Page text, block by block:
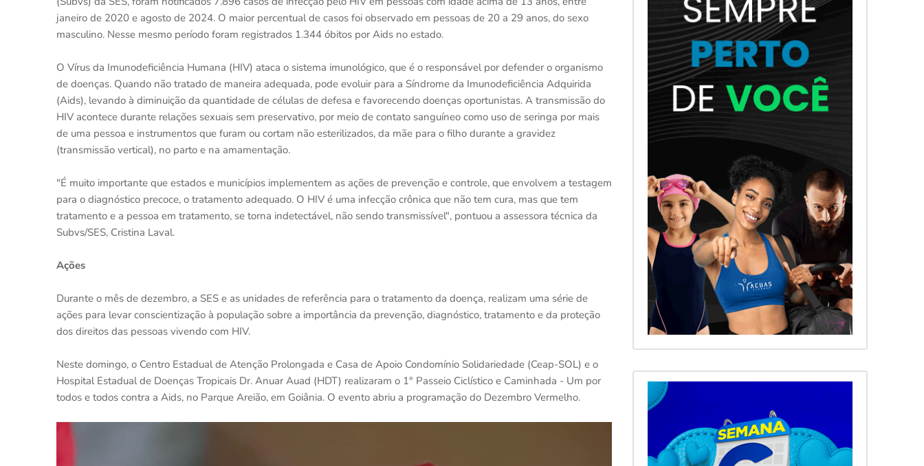
janeiro de 2020 e agosto de 2024. O maior percentual de casos foi observado em pessoas de 20 a 29 anos, do sexo
masculino. Nesse mesmo período foram registrados 1.344 óbitos por Aids no estado.
O Vírus da Imunodeficiência Humana (HIV) ataca o sistema imunológico, que é o responsável por defender o organismo
de doenças. Quando não tratado de maneira adequada, pode evoluir para a Síndrome da Imunodeficiência Adquirida
(Aids), levando à diminuição da quantidade de células de defesa e favorecendo doenças oportunistas. A transmissão do
HIV acontece durante relações sexuais sem preservativo, por meio de contato sanguíneo como uso de seringa por mais
de uma pessoa e instrumentos que furam ou cortam não esterilizados, da mãe para o filho durante a gravidez
(transmissão vertical), no parto e na amamentação.
"É muito importante que estados e municípios implementem as ações de prevenção e controle, que envolvem a testagem
para o diagnóstico precoce, o tratamento adequado. O HIV é uma infecção crônica que não tem cura, mas que tem
tratamento e a pessoa em tratamento, se torna indetectável, não sendo transmissível", pontuou a assessora técnica da
Subvs/SES, Cristina Laval.
Ações
Durante o mês de dezembro, a SES e as unidades de referência para o tratamento da doença, realizam uma série de
ações para levar conscientização à população sobre a importância da prevenção, diagnóstico, tratamento e da proteção
dos direitos das pessoas vivendo com HIV.
Neste domingo, o Centro Estadual de Atenção Prolongada e Casa de Apoio Condomínio Solidariedade (Ceap-SOL) e o
Hospital Estadual de Doenças Tropicais Dr. Anuar Auad (HDT) realizaram o 1° Passeio Ciclístico e Caminhada - Um por
todos e todos contra a Aids, no Parque Areião, em Goiânia. O evento abriu a programação do Dezembro Vermelho.